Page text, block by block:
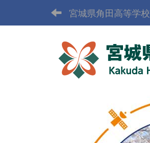
宮城県角田高等学校